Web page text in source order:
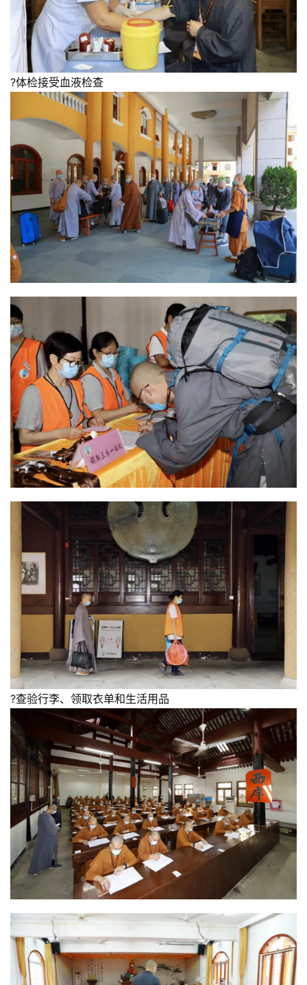
物
寺
院
巡
礼
频
纪
佛
教
艺
政
策
法
规
免
责
声
明
?体检接受血液检查
?查验行李、领取衣单和生活用品